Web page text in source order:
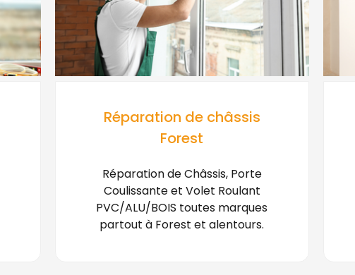
Réparation de châssis
Forest
Réparation de Châssis, Porte
Coulissante et Volet Roulant
PVC/ALU/BOIS toutes marques
partout à Forest et alentours.